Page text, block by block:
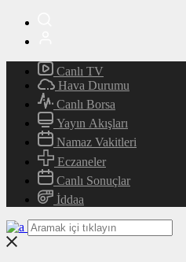
Canlı TV
Hava Durumu
Canlı Borsa
Yayın Akışları
Namaz Vakitleri
Eczaneler
Canlı Sonuçlar
İddaa